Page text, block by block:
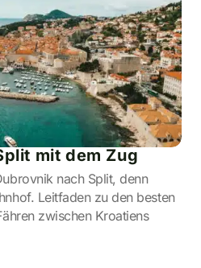
mit dem Zug
nach Split, denn
Leitfaden zu den besten
zwischen Kroatiens